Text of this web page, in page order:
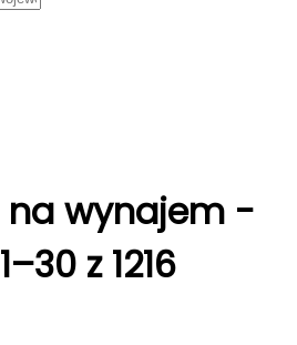
na wynajem -
1–30 z 1216